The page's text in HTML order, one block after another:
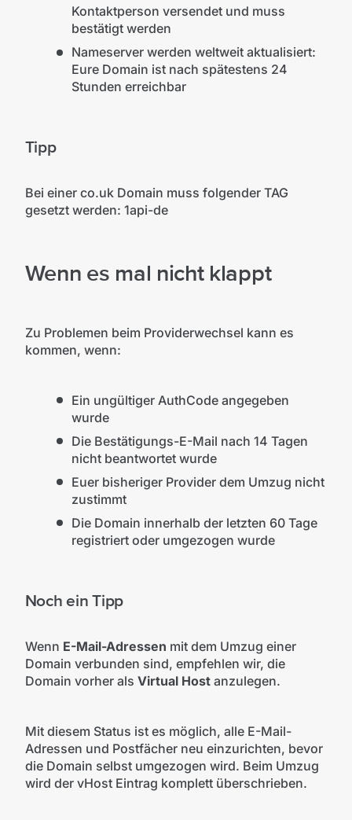
Kontaktperson versendet und muss
bestätigt werden
Nameserver werden weltweit aktualisiert:
Eure Domain ist nach spätestens 24
Stunden erreichbar
Tipp
Bei einer co.uk Domain muss folgender TAG
gesetzt werden: 1api-de
Wenn es mal nicht klappt
Zu Problemen beim Providerwechsel kann es
kommen, wenn:
Ein ungültiger AuthCode angegeben
wurde
Die Bestätigungs-E-Mail nach 14 Tagen
nicht beantwortet wurde
Euer bisheriger Provider dem Umzug nicht
zustimmt
Die Domain innerhalb der letzten 60 Tage
registriert oder umgezogen wurde
Noch ein Tipp
Wenn E-Mail-Adressen mit dem Umzug einer
Domain verbunden sind, empfehlen wir, die
Domain vorher als Virtual Hostanzulegen.
Mit diesem Status ist es möglich, alle E-Mail-
Adressen und Postfächer neu einzurichten, bevor
die Domain selbst umgezogen wird. Beim Umzug
wird der vHost Eintrag komplett überschrieben.